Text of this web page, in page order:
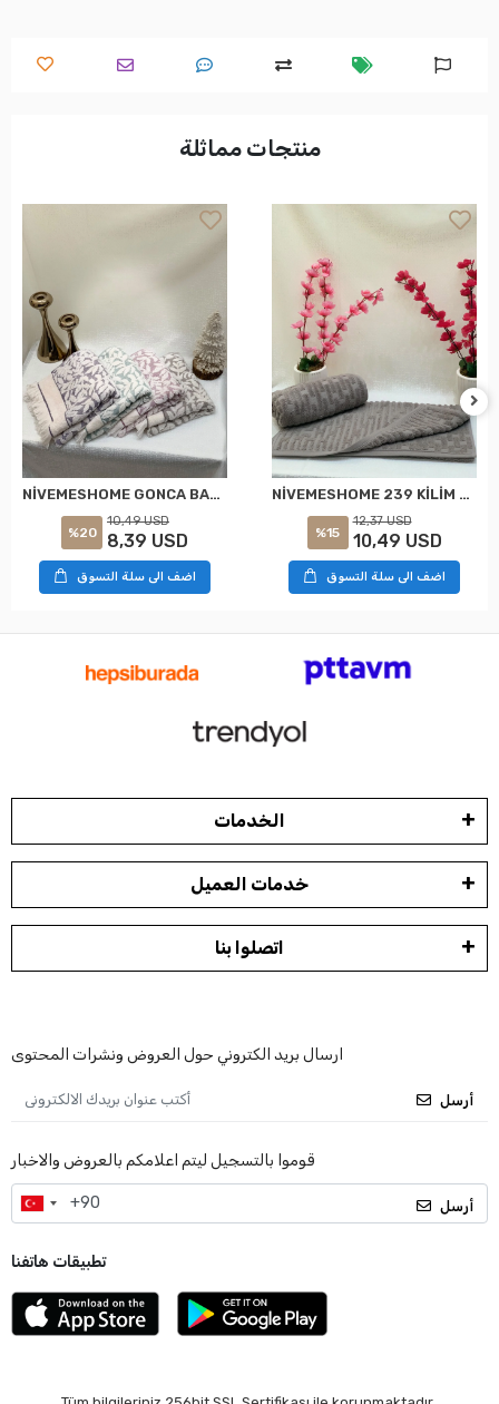
منتجات مماثلة
NİVEMESHOME GONCA BAHAR ASORTİ HAVLU
%20
10,49 USD
8,39 USD
اضف الى سلة التسوق
NİVEMESHOME 239 KİLİM GRİ HAVLU NURPAK
%15
12,37 USD
10,49 USD
اضف الى سلة التسوق
الخدمات
خدمات العميل
اتصلوا بنا
ارسال بريد الكتروني حول العروض ونشرات المحتوى
أرسل
قوموا بالتسجيل ليتم اعلامكم بالعروض والاخبار
أرسل
تطبيقات هاتفنا